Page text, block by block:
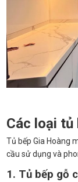
Các loại tủ
Tủ bếp Gia Hoàng
cầu sử dụng và
1. Tủ bếp gỗ